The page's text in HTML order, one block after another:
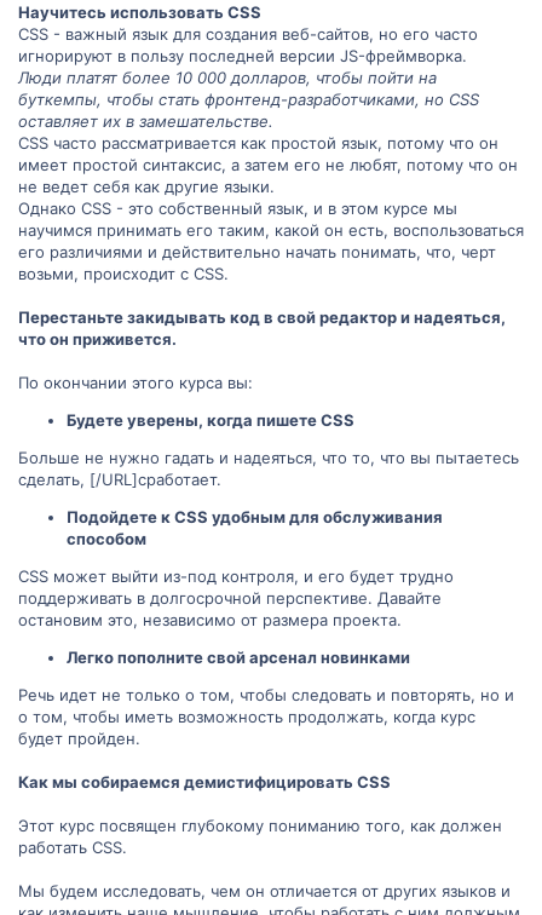
Научитесь использовать CSS
CSS - важный язык для создания веб-сайтов, но его часто
игнорируют в пользу последней версии JS-фреймворка.
Люди платят более 10 000 долларов, чтобы пойти на
буткемпы, чтобы стать фронтенд-разработчиками, но CSS
оставляет их в замешательстве.
CSS часто рассматривается как простой язык, потому что он
имеет простой синтаксис, а затем его не любят, потому что он
не ведет себя как другие языки.
Однако CSS - это собственный язык, и в этом курсе мы
научимся принимать его таким, какой он есть, воспользоваться
его различиями и действительно начать понимать, что, черт
возьми, происходит с CSS.
Перестаньте закидывать код в свой редактор и надеяться,
что он приживется.
По окончании этого курса вы:
Будете уверены, когда пишете CSS
Больше не нужно гадать и надеяться, что то, что вы пытаетесь
сделать, [/URL]сработает.
Подойдете к CSS удобным для обслуживания
способом
CSS может выйти из-под контроля, и его будет трудно
поддерживать в долгосрочной перспективе. Давайте
остановим это, независимо от размера проекта.
Легко пополните свой арсенал новинками
Речь идет не только о том, чтобы следовать и повторять, но и
о том, чтобы иметь возможность продолжать, когда курс
будет пройден.
Как мы собираемся демистифицировать CSS
Этот курс посвящен глубокому пониманию того, как должен
работать CSS.
Мы будем исследовать, чем он отличается от других языков и